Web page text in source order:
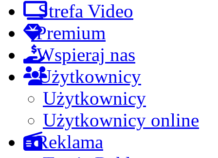
Strefa Video
Premium
Wspieraj nas
Użytkownicy
Użytkownicy
Użytkownicy online
Reklama